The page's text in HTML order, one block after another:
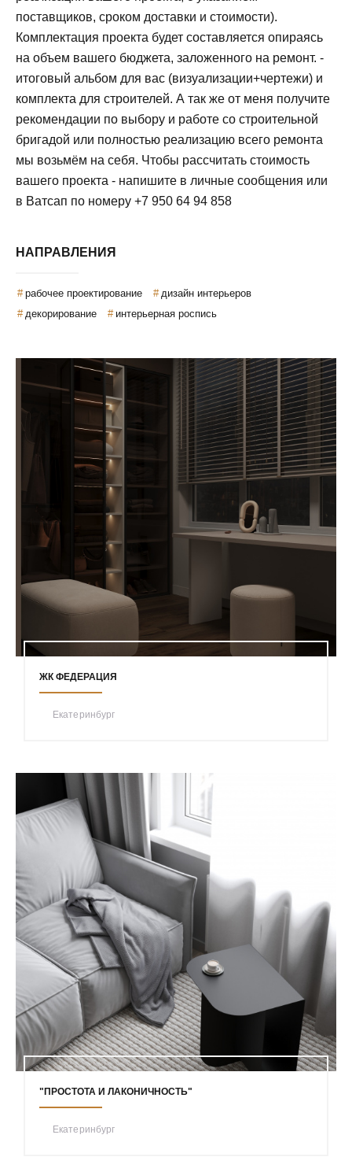
поставщиков, сроком доставки и стоимости).
Комплектация проекта будет составляется опираясь
на объем вашего бюджета, заложенного на ремонт. -
итоговый альбом для вас (визуализации+чертежи) и
комплекта для строителей. А так же от меня получите
рекомендации по выбору и работе со строительной
бригадой или полностью реализацию всего ремонта
мы возьмём на себя. Чтобы рассчитать стоимость
вашего проекта - напишите в личные сообщения или
в Ватсап по номеру +7 950 64 94 858
НАПРАВЛЕНИЯ
рабочее проектирование
дизайн интерьеров
декорирование
интерьерная роспись
ЖК ФЕДЕРАЦИЯ
Екатеринбург
"ПРОСТОТА И ЛАКОНИЧНОСТЬ"
Екатеринбург